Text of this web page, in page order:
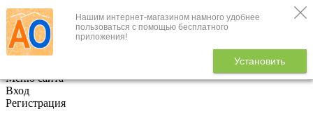
Нашим интернет-магазином намного удобнее
пользоваться с помощью бесплатного
приложения!
Установить
+7 (495) 646-888-1
В корзине
Меню сайта
Вход
Регистрация